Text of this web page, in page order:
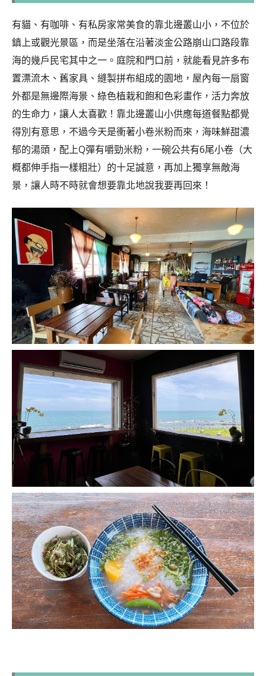
有貓、有咖啡、有私房家常美食的靠北邊叢山小，不位於
鎮上或觀光景區，而是坐落在沿著淡金公路崩山口路段靠
海的幾戶民宅其中之一。庭院和門口前，就能看見許多布
置漂流木、舊家具、縫製拼布組成的園地，屋內每一扇窗
外都是無邊際海景、綠色植栽和飽和色彩畫作，活力奔放
的生命力，讓人太喜歡！靠北邊叢山小供應每道餐點都覺
得別有意思，不過今天是衝著小卷米粉而來，海味鮮甜濃
郁的湯頭，配上Q彈有嚼勁米粉，一碗公共有6尾小卷（大
概都伸手指一樣粗壯）的十足誠意，再加上獨享無敵海
景，讓人時不時就會想要靠北地說我要再回來！